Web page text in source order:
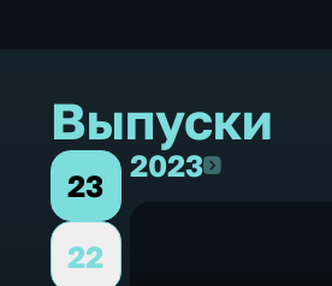
Выпуски
23
22
20232023